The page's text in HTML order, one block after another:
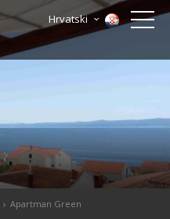
Hrvatski
Apartman Green